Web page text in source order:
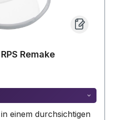
Remake
einem durchsichtigen